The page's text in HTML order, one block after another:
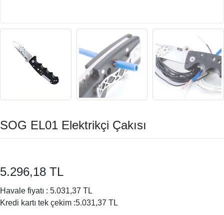
SOG EL01 Elektrikçi Çakısı
5.296,18 TL
Havale fiyatı : 5.031,37 TL
Kredi kartı tek çekim :5.031,37 TL